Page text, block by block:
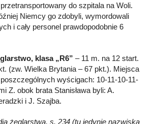
przetransportowany do szpitala na Woli.
Niemcy go zdobyli, wymordowali
i cały personel prawdopodobnie 6
klasa „R6” – 11 m. na 12 start.
(zw. Wielka Brytania – 67 pkt.). Miejsca
wyścigach: 10-11-10-11-
Z. obok brata Stanisława byli: A.
i J. Szajba.
żeglarstwa, s. 234 (tu jedynie nazwiska